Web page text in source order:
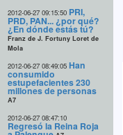
2012-06-27 09:15:50 PRI,
PRD, PAN... ¿por qué?
¿En dónde estás tú?
Franz de J. Fortuny Loret de
Mola
2012-06-27 08:49:05 Han
consumido
estupefacientes 230
millones de personas
A7
2012-06-27 08:47:10
Regresó la Reina Roja